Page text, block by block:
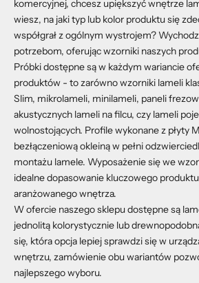
komercyjnej, chcesz upiększyć wnętrze
wiesz, na jaki typ lub kolor produktu się
współgrał z ogólnym wystrojem?
potrzebom, oferując wzorniki naszych
Próbki dostępne są w każdym wariancie
produktów - to zarówno wzorniki lameli
Slim, mikrolameli, minilameli, paneli
akustycznych lameli na filcu, czy lameli
wolnostojących. Profile wykonane z płyty
bezłączeniową okleiną w pełni
montażu lamele. Wyposażenie się we
idealne dopasowanie kluczowego
aranżowanego wnętrza.
W ofercie naszego sklepu dostępne są
jednolitą kolorystycznie lub
się, która opcja lepiej sprawdzi się w
wnętrzu, zamówienie obu wariantów
najlepszego wyboru.